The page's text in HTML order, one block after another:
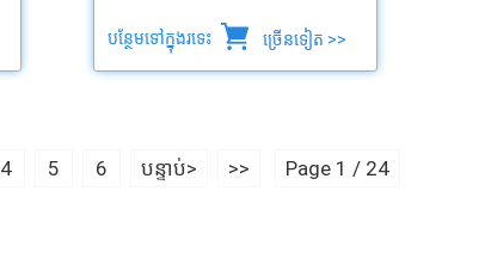
បន្ថែមទៅក្នុងរទេះ ច្រើនទៀត >>
4 5 6 បន្ទាប់> >> Page 1 / 24